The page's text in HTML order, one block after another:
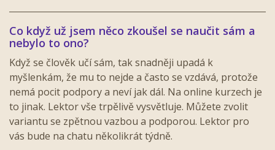
Co když už jsem něco zkoušel se naučit sám a
nebylo to ono?
Když se člověk učí sám, tak snadněji upadá k
myšlenkám, že mu to nejde a často se vzdává, protože
nemá pocit podpory a neví jak dál. Na online kurzech je
to jinak. Lektor vše trpělivě vysvětluje. Můžete zvolit
variantu se zpětnou vazbou a podporou. Lektor pro
vás bude na chatu několikrát týdně.